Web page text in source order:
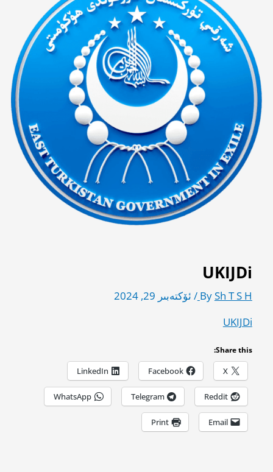
UKIJDi
BySh T S H
/ ئۆكتەبىر 29, 2024
UKIJDi
Share this:
X
Facebook
LinkedIn
Reddit
Telegram
WhatsApp
Email
Print